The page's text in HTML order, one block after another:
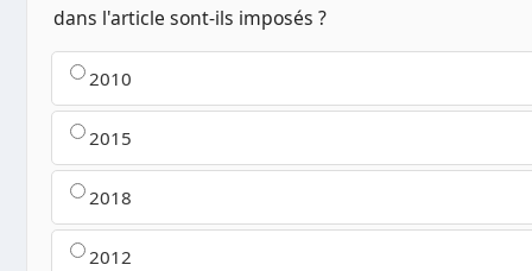
dans l'article sont-ils imposés ?
2010
2015
2018
2012